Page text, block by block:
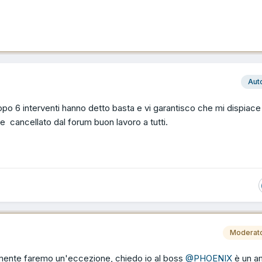
6 interventi hanno detto basta e vi garantisco che mi
cancellato dal forum buon lavoro a tutti.
faremo un'eccezione, chiedo io al boss @PHOENIX è un